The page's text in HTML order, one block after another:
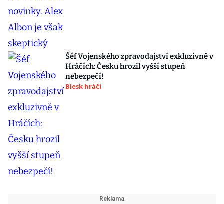
Šéf Vojenského zpravodajství exkluzivně v
Hráčích: Česku hrozil vyšší stupeň
nebezpečí!
Blesk hráči